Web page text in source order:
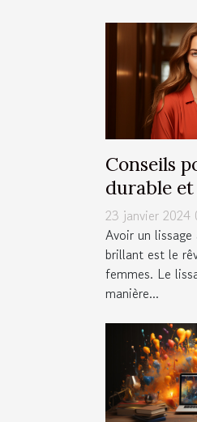
Conseils
durable
10 des
23 janvier 2024
Avoir un
brillant est le
femmes. Le
manière...